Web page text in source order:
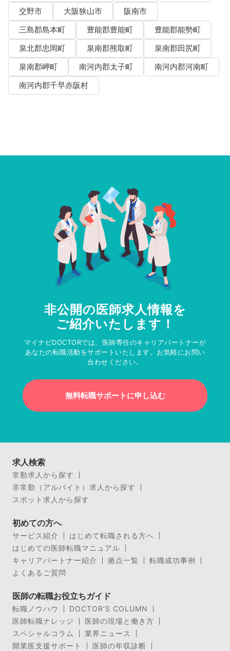
交野市
大阪狭山市
阪南市
三島郡島本町
豊能郡豊能町
豊能郡能勢町
泉北郡忠岡町
泉南郡熊取町
泉南郡田尻町
泉南郡岬町
南河内郡太子町
南河内郡河南町
南河内郡千早赤阪村
非公開の医師求人情報を
ご紹介いたします！
マイナビDOCTORでは、医師専任のキャリアパートナーが
あなたの転職活動をサポートいたします。お気軽にお問い
合わせください。
無料転職サポートに申し込む
求人検索
常勤求人から探す
非常勤（アルバイト）求人から探す
スポット求人から探す
初めての方へ
サービス紹介
はじめて転職される方へ
はじめての医師転職マニュアル
キャリアパートナー紹介
拠点一覧
転職成功事例
よくあるご質問
医師の転職お役立ちガイド
転職ノウハウ
DOCTOR’S COLUMN
医師転職ナレッジ
医師の現場と働き方
スペシャルコラム
業界ニュース
開業医支援サポート
医師の年収診断